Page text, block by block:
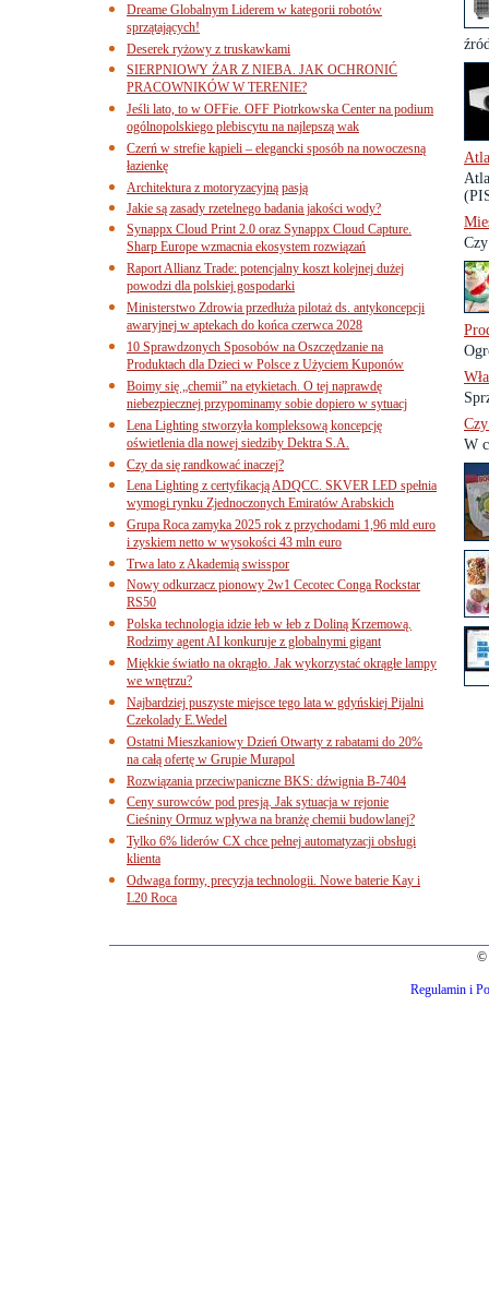
W
Dreame Globalnym Liderem w kategorii robotów
sprzątających!
Deserek ryżowy z truskawkami
SIERPNIOWY ŻAR Z NIEBA. JAK OCHRONIĆ
PRACOWNIKÓW W TERENIE?
Jeśli lato, to w OFFie. OFF Piotrkowska Center na podium
ogólnopolskiego plebiscytu na najlepszą wak
Czerń w strefie kąpieli – elegancki sposób na nowoczesną
łazienkę
Architektura z motoryzacyjną pasją
Jakie są zasady rzetelnego badania jakości wody?
Synappx Cloud Print 2.0 oraz Synappx Cloud Capture.
Sharp Europe wzmacnia ekosystem rozwiązań
Raport Allianz Trade: potencjalny koszt kolejnej dużej
powodzi dla polskiej gospodarki
Ministerstwo Zdrowia przedłuża pilotaż ds. antykoncepcji
awaryjnej w aptekach do końca czerwca 2028
10 Sprawdzonych Sposobów na Oszczędzanie na
Produktach dla Dzieci w Polsce z Użyciem Kuponów
Boimy się „chemii” na etykietach. O tej naprawdę
niebezpiecznej przypominamy sobie dopiero w sytuacj
Lena Lighting stworzyła kompleksową koncepcję
oświetlenia dla nowej siedziby Dektra S.A.
Czy da się randkować inaczej?
Lena Lighting z certyfikacją ADQCC. SKVER LED spełnia
wymogi rynku Zjednoczonych Emiratów Arabskich
Grupa Roca zamyka 2025 rok z przychodami 1,96 mld euro
i zyskiem netto w wysokości 43 mln euro
Trwa lato z Akademią swisspor
Nowy odkurzacz pionowy 2w1 Cecotec Conga Rockstar
RS50
Polska technologia idzie łeb w łeb z Doliną Krzemową.
Rodzimy agent AI konkuruje z globalnymi gigant
Miękkie światło na okrągło. Jak wykorzystać okrągłe lampy
we wnętrzu?
Najbardziej puszyste miejsce tego lata w gdyńskiej Pijalni
Czekolady E.Wedel
Ostatni Mieszkaniowy Dzień Otwarty z rabatami do 20%
na całą ofertę w Grupie Murapol
Rozwiązania przeciwpaniczne BKS: dźwignia B-7404
Ceny surowców pod presją. Jak sytuacja w rejonie
Cieśniny Ormuz wpływa na branżę chemii budowlanej?
Tylko 6% liderów CX chce pełnej automatyzacji obsługi
klienta
Odwaga formy, precyzja technologii. Nowe baterie Kay i
L20 Roca
©
Regulamin i